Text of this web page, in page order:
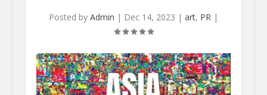
Posted by Admin | Dec 14, 2023 | art, PR|